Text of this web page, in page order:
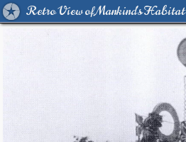
Retro View of Mankind's Habitat